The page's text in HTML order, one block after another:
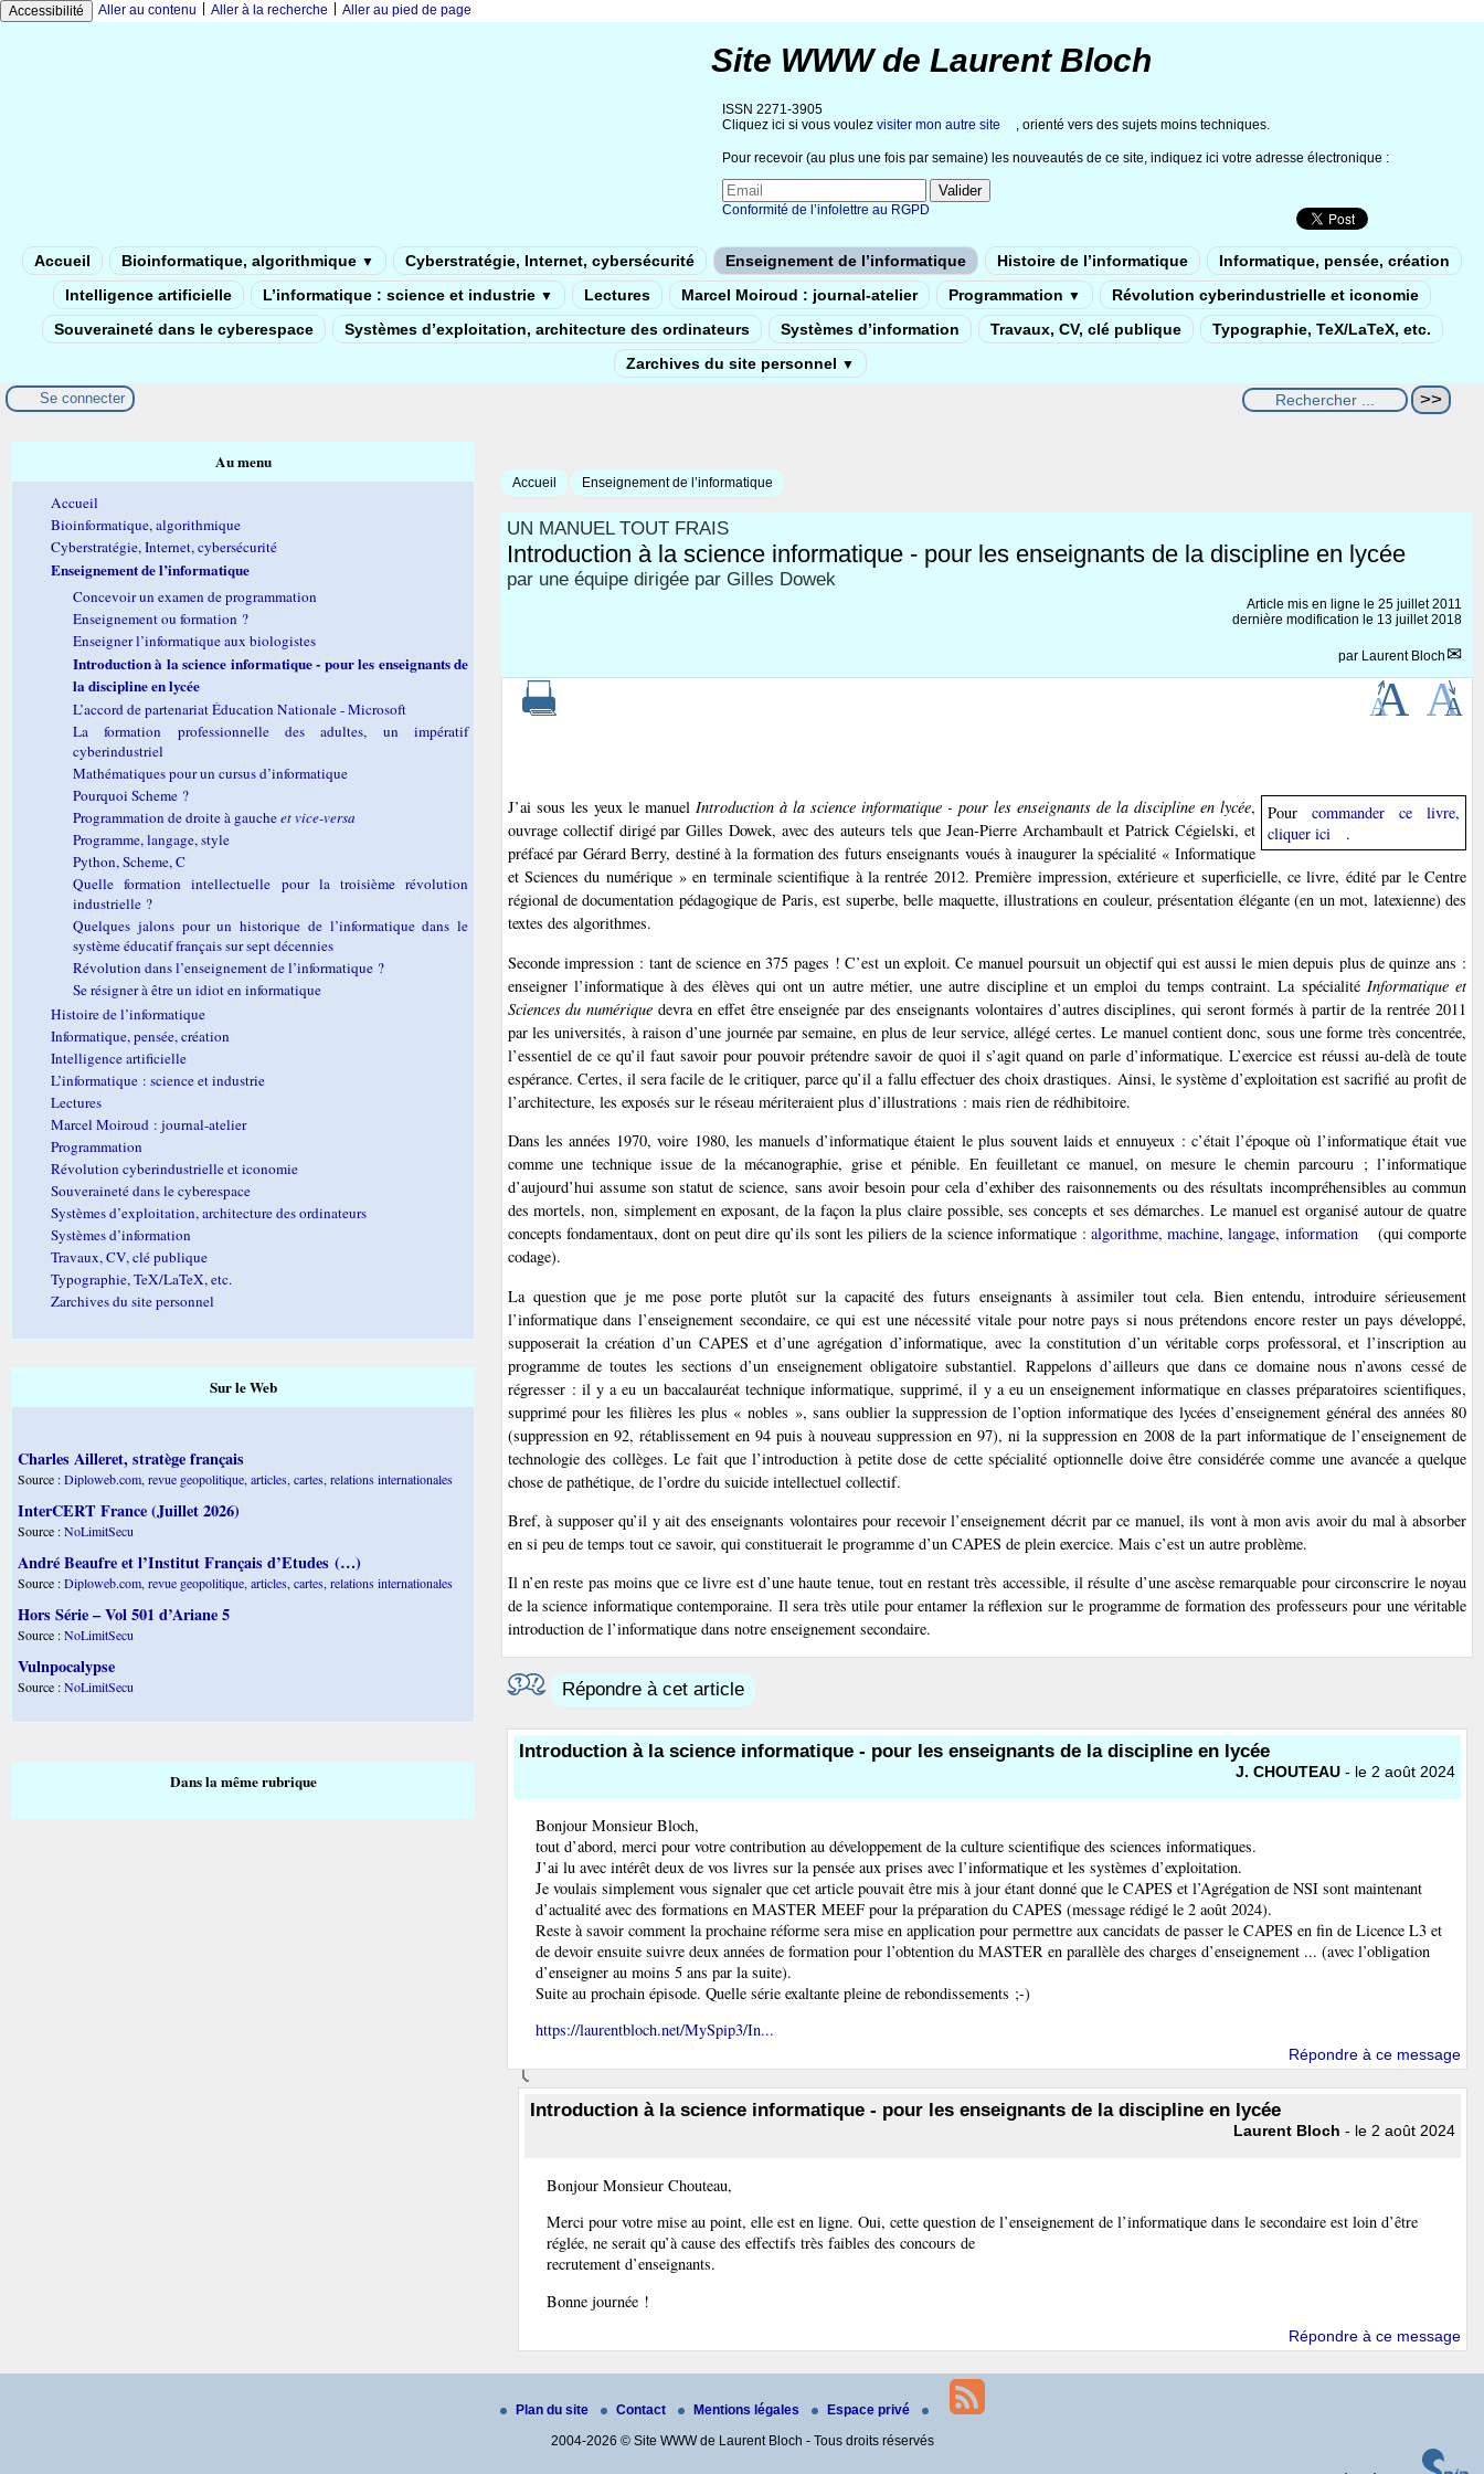
Accessibilité Aller au contenu Aller à la recherche Aller au pied de page
Site WWW de Laurent Bloch
ISSN 2271-3905
Cliquez ici si vous voulez visiter mon autre site , orienté vers des sujets moins techniques.
Pour recevoir (au plus une fois par semaine) les nouveautés de ce site, indiquez ici votre adresse électronique :
Conformité de l’infolettre au RGPD
Accueil Bioinformatique, algorithmique ▼ Cyberstratégie, Internet, cybersécurité Enseignement de l’informatique Histoire de l’informatique
Informatique, pensée, création
Intelligence artificielle
L’informatique : science et industrie ▼ Lectures Marcel Moiroud : journal-atelier Programmation ▼
Révolution cyberindustrielle et iconomie
Souveraineté dans le cyberespace
Systèmes d’exploitation, architecture des ordinateurs Systèmes d’information Travaux, CV, clé publique
Typographie, TeX/LaTeX, etc.
Zarchives du site personnel ▼
Se connecter
Accueil Enseignement de l’informatique
UN MANUEL TOUT FRAIS
Introduction à la science informatique - pour les enseignants de la discipline en lycée
par une équipe dirigée par Gilles Dowek
Article mis en ligne le 25 juillet 2011
dernière modification le 13 juillet 2018
par Laurent Bloch
Pourcommander ce livre,
cliquer ici
.
J’ai sous les yeux le manuel Introduction à la science informatique - pour les enseignants de la discipline en lycée,
ouvrage collectif dirigé par Gilles Dowek, avec des auteurs tels que Jean-Pierre Archambault et Patrick Cégielski, et
préfacé par Gérard Berry, destiné à la formation des futurs enseignants voués à inaugurer la spécialité « Informatique
et Sciences du numérique » en terminale scientifique à la rentrée 2012. Première impression, extérieure et superficielle, ce livre, édité par le Centre
régional de documentation pédagogique de Paris, est superbe, belle maquette, illustrations en couleur, présentation élégante (en un mot, latexienne) des
textes des algorithmes.
Seconde impression : tant de science en 375 pages ! C’est un exploit. Ce manuel poursuit un objectif qui est aussi le mien depuis plus de quinze ans :
enseigner l’informatique à des élèves qui ont un autre métier, une autre discipline et un emploi du temps contraint. La spécialité Informatique et
Sciences du numérique devra en effet être enseignée par des enseignants volontaires d’autres disciplines, qui seront formés à partir de la rentrée 2011
par les universités, à raison d’une journée par semaine, en plus de leur service, allégé certes. Le manuel contient donc, sous une forme très concentrée,
l’essentiel de ce qu’il faut savoir pour pouvoir prétendre savoir de quoi il s’agit quand on parle d’informatique. L’exercice est réussi au-delà de toute
espérance. Certes, il sera facile de le critiquer, parce qu’il a fallu effectuer des choix drastiques. Ainsi, le système d’exploitation est sacrifié au profit de
l’architecture, les exposés sur le réseau mériteraient plus d’illustrations : mais rien de rédhibitoire.
Dans les années 1970, voire 1980, les manuels d’informatique étaient le plus souvent laids et ennuyeux : c’était l’époque où l’informatique était vue
comme une technique issue de la mécanographie, grise et pénible. En feuilletant ce manuel, on mesure le chemin parcouru ; l’informatique
d’aujourd’hui assume son statut de science, sans avoir besoin pour cela d’exhiber des raisonnements ou des résultats incompréhensibles au commun
des mortels, non, simplement en exposant, de la façon la plus claire possible, ses concepts et ses démarches. Le manuel est organisé autour de quatre
concepts fondamentaux, dont on peut dire qu’ils sont les piliers de la science informatique :algorithme, machine, langage, information
(qui comporte
codage).
La question que je me pose porte plutôt sur la capacité des futurs enseignants à assimiler tout cela. Bien entendu, introduire sérieusement
l’informatique dans l’enseignement secondaire, ce qui est une nécessité vitale pour notre pays si nous prétendons encore rester un pays développé,
supposerait la création d’un CAPES et d’une agrégation d’informatique, avec la constitution d’un véritable corps professoral, et l’inscription au
programme de toutes les sections d’un enseignement obligatoire substantiel. Rappelons d’ailleurs que dans ce domaine nous n’avons cessé de
régresser : il y a eu un baccalauréat technique informatique, supprimé, il y a eu un enseignement informatique en classes préparatoires scientifiques,
supprimé pour les filières les plus « nobles », sans oublier la suppression de l’option informatique des lycées d’enseignement général des années 80
(suppression en 92, rétablissement en 94 puis à nouveau suppression en 97), ni la suppression en 2008 de la part informatique de l’enseignement de
technologie des collèges. Le fait que l’introduction à petite dose de cette spécialité optionnelle doive être considérée comme une avancée a quelque
chose de pathétique, de l’ordre du suicide intellectuel collectif.
Bref, à supposer qu’il y ait des enseignants volontaires pour recevoir l’enseignement décrit par ce manuel, ils vont à mon avis avoir du mal à absorber
en si peu de temps tout ce savoir, qui constituerait le programme d’un CAPES de plein exercice. Mais c’est un autre problème.
Il n’en reste pas moins que ce livre est d’une haute tenue, tout en restant très accessible, il résulte d’une ascèse remarquable pour circonscrire le noyau
de la science informatique contemporaine. Il sera très utile pour entamer la réflexion sur le programme de formation des professeurs pour une véritable
introduction de l’informatique dans notre enseignement secondaire.
Répondre à cet article
Introduction à la science informatique - pour les enseignants de la discipline en lycée
J. CHOUTEAU - le 2 août 2024
Bonjour Monsieur Bloch,
tout d’abord, merci pour votre contribution au développement de la culture scientifique des sciences informatiques.
J’ai lu avec intérêt deux de vos livres sur la pensée aux prises avec l’informatique et les systèmes d’exploitation.
Je voulais simplement vous signaler que cet article pouvait être mis à jour étant donné que le CAPES et l’Agrégation de NSI sont maintenant
d’actualité avec des formations en MASTER MEEF pour la préparation du CAPES (message rédigé le 2 août 2024).
Reste à savoir comment la prochaine réforme sera mise en application pour permettre aux cancidats de passer le CAPES en fin de Licence L3 et
de devoir ensuite suivre deux années de formation pour l’obtention du MASTER en parallèle des charges d’enseignement ... (avec l’obligation
d’enseigner au moins 5 ans par la suite).
Suite au prochain épisode. Quelle série exaltante pleine de rebondissements ;-)
https://laurentbloch.net/MySpip3/In...
Répondre à ce message
Introduction à la science informatique - pour les enseignants de la discipline en lycée
Laurent Bloch - le 2 août 2024
Bonjour Monsieur Chouteau,
Merci pour votre mise au point, elle est en ligne. Oui, cette question de l’enseignement de l’informatique dans le secondaire est loin d’être
réglée, ne serait qu’à cause des effectifs très faibles des concours de
recrutement d’enseignants.
Bonne journée !
Répondre à ce message
Au menu
Accueil
Bioinformatique, algorithmique
Cyberstratégie, Internet, cybersécurité
Enseignement de l’informatique
Concevoir un examen de programmation
Enseignement ou formation ?
Enseigner l’informatique aux biologistes
Introduction à la science informatique - pour les enseignants de
la discipline en lycée
L’accord de partenariat Éducation Nationale - Microsoft
La formation professionnelle des adultes, un impératif
cyberindustriel
Mathématiques pour un cursus d’informatique
Pourquoi Scheme ?
Programmation de droite à gaucheet vice-versa
Programme, langage, style
Python, Scheme, C
Quelle formation intellectuelle pour la troisième révolution
industrielle ?
Quelques jalons pour un historique de l’informatique dans le
système éducatif français sur sept décennies
Révolution dans l’enseignement de l’informatique ?
Se résigner à être un idiot en informatique
Histoire de l’informatique
Informatique, pensée, création
Intelligence artificielle
L’informatique : science et industrie
Lectures
Marcel Moiroud : journal-atelier
Programmation
Révolution cyberindustrielle et iconomie
Souveraineté dans le cyberespace
Systèmes d’exploitation, architecture des ordinateurs
Systèmes d’information
Travaux, CV, clé publique
Typographie, TeX/LaTeX, etc.
Zarchives du site personnel
Sur le Web
Charles Ailleret, stratège français
Source :Diploweb.com, revue geopolitique, articles, cartes, relations internationales
InterCERT France (Juillet 2026)
Source :NoLimitSecu
André Beaufre et l’Institut Français d’Etudes (…)
Source :Diploweb.com, revue geopolitique, articles, cartes, relations internationales
Hors Série – Vol 501 d’Ariane 5
Source :NoLimitSecu
Vulnpocalypse
Source :NoLimitSecu
Dans la même rubrique
Plan du site Contact Mentions légales
Espace privé
2004-2026 © Site WWW de Laurent Bloch - Tous droits réservés